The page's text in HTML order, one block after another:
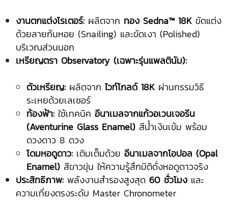
งานตกแต่งโรเตอร์: ผลิตจาก ทอง Sedna™ 18K ขัดแต่ง
ด้วยลายก้นหอย (Snailing) และขัดเงา (Polished)
บริเวณส่วนนอก
เหรียญตรา Observatory (เฉพาะรุ่นแพลตินัม):
ตัวเหรียญ: ผลิตจาก ไวท์โกลด์ 18K ผ่านกรรมวิธี
ระเหยด้วยเลเซอร์
ท้องฟ้า: ใช้เทคนิค อีนาเมลจากแก้วอเวนเจอรีน
(Aventurine Glass Enamel) สีน้ำเงินเข้ม พร้อม
ดวงดาว 8 ดวง
โดมหอดูดาว: เติมเต็มด้วย อีนาเมลจากโอปอล (Opal
Enamel) สีขาวขุ่น ให้ความรู้สึกมิติดั่งหอดูดาวจริง
ประสิทธิภาพ: พลังงานสำรองสูงสุด 60 ชั่วโมงและ
ความเที่ยงตรงระดับ Master Chronometer